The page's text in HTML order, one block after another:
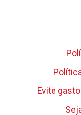
Evite